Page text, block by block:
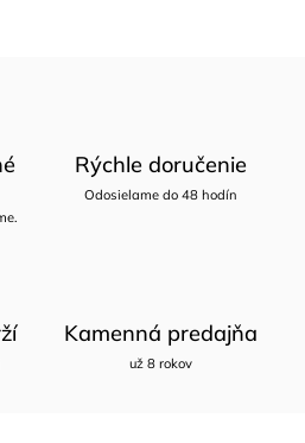
Rýchle doručenie
Odosielame do 48 hodín
Kamenná predajňa
už 8 rokov